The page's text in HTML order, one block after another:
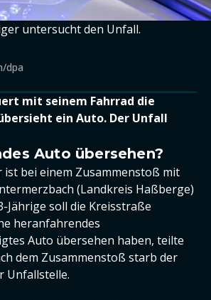
untersucht den Unfall.
dpa
mit seinem Fahrrad die
ein Auto. Der Unfall
Auto übersehen?
ist bei einem Zusammenstoß mit
(Landkreis Haßberge)
Jährige soll die Kreisstraße
heranfahrendes
Auto übersehen haben, teilte
dem Zusammenstoß starb der
Unfallstelle.